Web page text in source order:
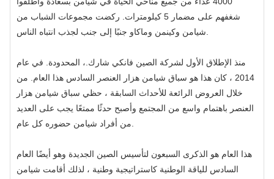
شغفهم على مضمار 5 كيلومترات. ركضت مجموعات الشباب من
شيامن وكينمن وماكاو جنبًا إلى جنب لجذب انتباه الناس.
منذ الإطلاق الأول لشركة الصين فانكي شارك.، المحدودة. في عام
2014 ، كان هذا هو سباق شيامن هزار العنصر السادس هذا العام. من
خلال العروض الرائعة للأحداث السابقة ، حظي سباق شيامن هزار
العنصر باهتمام واسع من المجتمع وأصبح حدثًا ممتعًا يجب على العديد
من أفراد شيامن حضوره كل عام.
هذا العام هو الذكرى السبعون لتأسيس الصين الجديدة وهو أيضًا العام
السادس للياقة الوطنية كاستراتيجية وطنية ، لذلك أقامت شيامن